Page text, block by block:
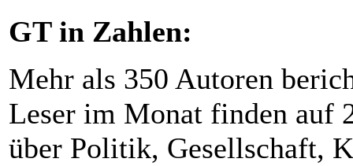
GT in Zahlen:
Mehr als 350 Autoren
Leser im Monat finden auf
über Politik, Gesellschaft,